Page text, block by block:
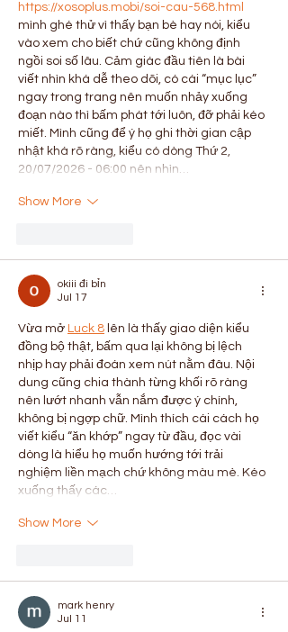
https://xosoplus.mobi/soi-cau-568.html
mình ghé thử vì thấy bạn bè hay nói, kiểu
vào xem cho biết chứ cũng không định
ngồi soi số lâu. Cảm giác đầu tiên là bài
viết nhìn khá dễ theo dõi, có cái “mục lục”
ngay trong trang nên muốn nhảy xuống
đoạn nào thì bấm phát tới luôn, đỡ phải kéo
miết. Mình cũng để ý họ ghi thời gian cập
nhật khá rõ ràng, kiểu có dòng Thứ 2,
20/07/2026 - 06:00 nên nhìn…
Show More
okiii đi bỉn
Jul 17
Vừa mở Luck 8 lên là thấy giao diện kiểu
đồng bộ thật, bấm qua lại không bị lệch
nhịp hay phải đoán xem nút nằm đâu. Nội
dung cũng chia thành từng khối rõ ràng
nên lướt nhanh vẫn nắm được ý chính,
không bị ngợp chữ. Mình thích cái cách họ
viết kiểu “ăn khớp” ngay từ đầu, đọc vài
dòng là hiểu họ muốn hướng tới trải
nghiệm liền mạch chứ không màu mè. Kéo
xuống thấy các…
Show More
mark henry
Jul 11